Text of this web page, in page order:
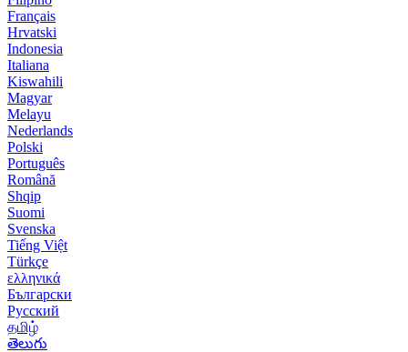
Français
Hrvatski
Indonesia
Italiana
Kiswahili
Magyar
Melayu
Nederlands
Polski
Português
Română
Shqip
Suomi
Svenska
Tiếng Việt
Türkçe
ελληνικά
Български
Русский
தமிழ்
తెలుగు